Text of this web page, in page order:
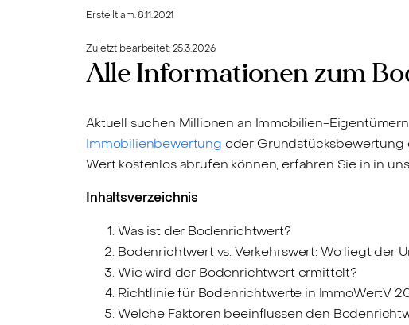
Erstellt am:8.11.2021
Zuletzt bearbeitet:25.3.2026
Alle Informationen zum
Aktuell suchen Millionen an Immobilien-
Immobilienbewertung oder Grundstücksbewertung
Wert kostenlos abrufen können, erfahren Sie in in
Inhaltsverzeichnis
Was ist der Bodenrichtwert?
Bodenrichtwert vs. Verkehrswert: Wo liegt der
Wie wird der Bodenrichtwert ermittelt?
Richtlinie für Bodenrichtwerte in ImmoWertV
Welche Faktoren beeinflussen den